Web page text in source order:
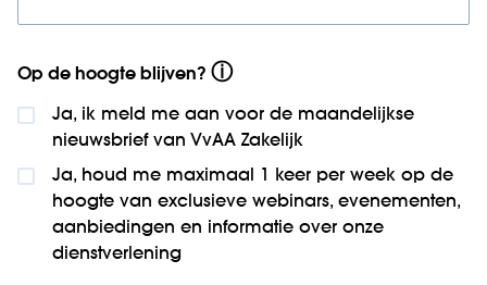
Op de hoogte blijven? ⓘ
Ja, ik meld me aan voor de maandelijkse
nieuws­brief van VvAA Zakelijk
Ja, houd me maximaal 1 keer per week op de
hoogte van exclusieve webinars, evenementen,
aanbiedingen en informatie over onze
dienstverlening